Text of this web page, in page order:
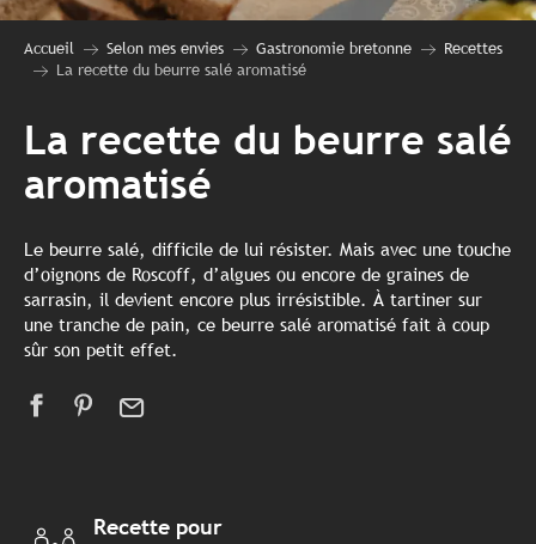
Accueil Selon mes envies Gastronomie bretonne
Recettes
La recette du beurre salé aromatisé
La recette du beurre salé
aromatisé
Le beurre salé, difficile de lui résister. Mais avec une touche
d’oignons de Roscoff, d’algues ou encore de graines de
sarrasin, il devient encore plus irrésistible. À tartiner sur
une tranche de pain, ce beurre salé aromatisé fait à coup
sûr son petit effet.
Recette pour